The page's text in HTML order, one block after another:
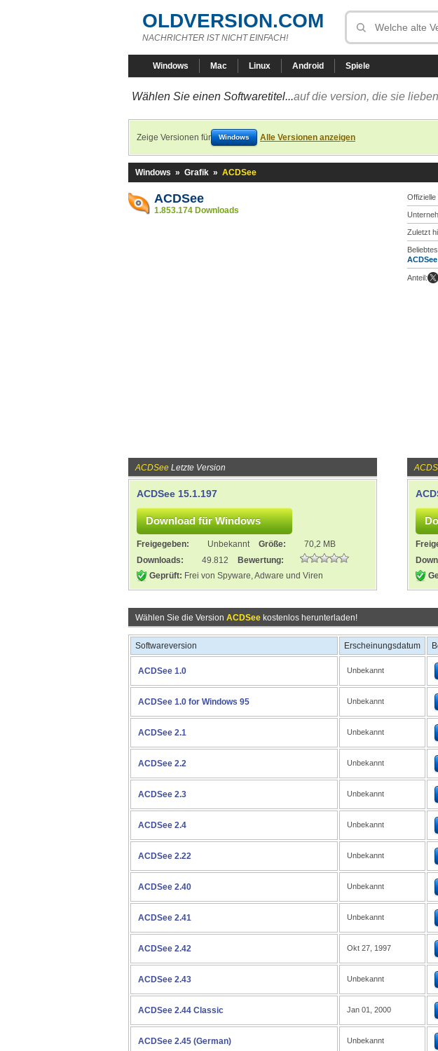
OLDVERSION.COM
NACHRICHTER IST NICHT EINFACH!
Windows Mac Linux Android Spiele
Wählen Sie einen Softwaretitel...auf die version, die sie
Zeige Versionen für Windows Alle Versionen anzeigen
Windows » Grafik » ACDSee
ACDSee
1.853.174 Downloads
Offizielle
Zuletzt
Anteil:
ACDSee Letzte Version
ACDSee 15.1.197
Freigegeben: Unbekannt Größe:
70,2 MB
Downloads:
49.812
Bewertung:
Geprüft: Frei von Spyware, Adware und Viren
Wählen Sie die Version ACDSee kostenlos herunterladen!
Softwareversion Erscheinungsdatum
ACDSee 1.0 Unbekannt
ACDSee 1.0 for Windows 95 Unbekannt
ACDSee 2.1 Unbekannt
ACDSee 2.2 Unbekannt
ACDSee 2.3 Unbekannt
ACDSee 2.4 Unbekannt
ACDSee 2.22 Unbekannt
ACDSee 2.40 Unbekannt
ACDSee 2.41 Unbekannt
ACDSee 2.42 Okt 27, 1997
ACDSee 2.43 Unbekannt
ACDSee 2.44 Classic Jan 01, 2000
ACDSee 2.45 (German) Unbekannt